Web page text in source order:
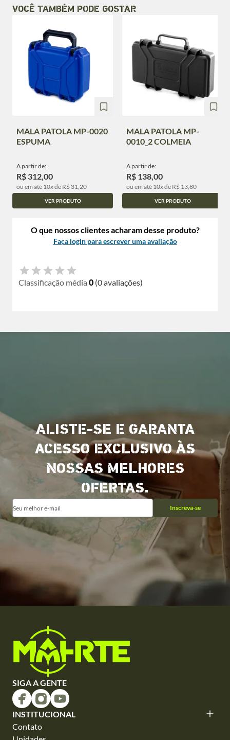
VOCÊ TAMBÉM PODE GOSTAR
MALA PATOLA MP-0020
ESPUMA
A partir de:
R$ 312,00
ou em até 10x de R$ 31,20
VER PRODUTO
MALA PATOLA MP-
0010_2 COLMEIA
A partir de:
R$ 138,00
ou em até 10x de R$ 13,80
VER PRODUTO
O que nossos clientes acharam desse produto?
Faça login para escrever uma avaliação
Classificação média 0 (0 avaliações)
ALISTE-SE E GARANTA
ACESSO EXCLUSIVO ÀS
NOSSAS MELHORES
OFERTAS.
Inscreva-se
SIGA A GENTE
INSTITUCIONAL
Contato